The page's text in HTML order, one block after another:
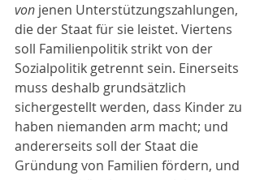
von jenen Unterstützungszahlungen,
die der Staat für sie leistet. Viertens
soll Familienpolitik strikt von der
Sozialpolitik getrennt sein. Einerseits
muss deshalb grundsätzlich
sichergestellt werden, dass Kinder zu
haben niemanden arm macht; und
andererseits soll der Staat die
Gründung von Familien fördern, und